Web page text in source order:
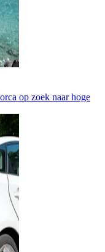
op zoek naar hoge